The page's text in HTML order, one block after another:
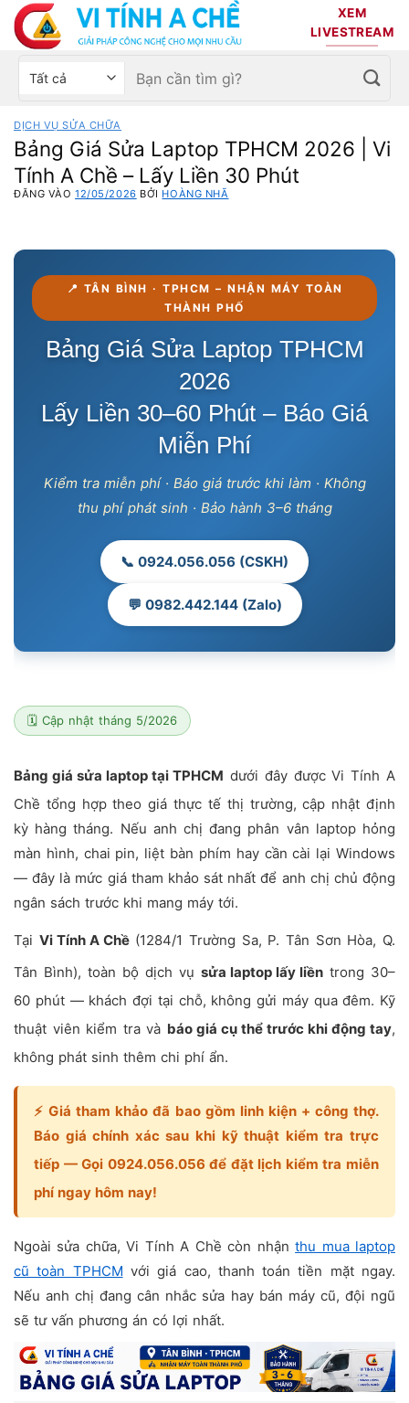
Bỏ
qua
nội
dung
XEM
LIVESTREAM
Chọn
sản
phẩm
Tìm
kiếm:
DỊCH VỤ SỬA CHỮA
Bảng Giá Sửa Laptop TPHCM 2026 | Vi
Tính A Chề – Lấy Liền 30 Phút
ĐĂNG VÀO12/05/2026 BỞI HOÀNG NHÃ
📍 TÂN BÌNH · TPHCM – NHẬN MÁY TOÀN
THÀNH PHỐ
Bảng Giá Sửa Laptop TPHCM
2026
Lấy Liền 30–60 Phút – Báo Giá
Miễn Phí
Kiểm tra miễn phí · Báo giá trước khi làm · Không
thu phí phát sinh · Bảo hành 3–6 tháng
📞 0924.056.056 (CSKH)
💬 0982.442.144 (Zalo)
🗓 Cập nhật tháng 5/2026
Bảng giá sửa laptop tại TPHCM dưới đây được Vi Tính A
Chề tổng hợp theo giá thực tế thị trường, cập nhật định
kỳ hàng tháng. Nếu anh chị đang phân vân laptop hỏng
màn hình, chai pin, liệt bàn phím hay cần cài lại Windows
— đây là mức giá tham khảo sát nhất để anh chị chủ động
ngân sách trước khi mang máy tới.
Tại Vi Tính A Chề(1284/1 Trường Sa, P. Tân Sơn Hòa, Q.
Tân Bình), toàn bộ dịch vụ sửa laptop lấy liền trong 30–
60 phút — khách đợi tại chỗ, không gửi máy qua đêm. Kỹ
thuật viên kiểm tra và báo giá cụ thể trước khi động tay,
không phát sinh thêm chi phí ẩn.
⚡ Giá tham khảo đã bao gồm linh kiện + công thợ.
Báo giá chính xác sau khi kỹ thuật kiểm tra trực
tiếp — Gọi 0924.056.056 để đặt lịch kiểm tra miễn
phí ngay hôm nay!
Ngoài sửa chữa, Vi Tính A Chề còn nhậnthu mua laptop
cũ toàn TPHCM với giá cao, thanh toán tiền mặt ngay.
Nếu anh chị đang cân nhắc sửa hay bán máy cũ, đội ngũ
sẽ tư vấn phương án có lợi nhất.